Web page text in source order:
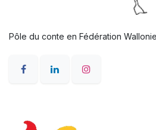
Pôle du conte en Fédération